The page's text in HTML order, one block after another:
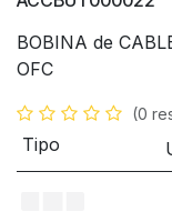
BOBINA de
OFC
(0
Tipo